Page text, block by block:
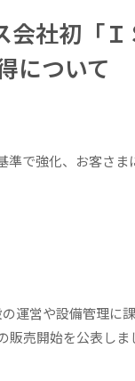
教育 / 文化
エンタメ
会社初「
について
で強化、お客さ
運営や設備管理に
売開始を公表しま